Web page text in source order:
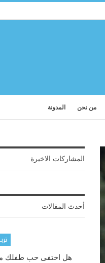
من نحن المدونة
المشاركات الاخيرة
أحدث المقالات
هل اختفى حب طفلك